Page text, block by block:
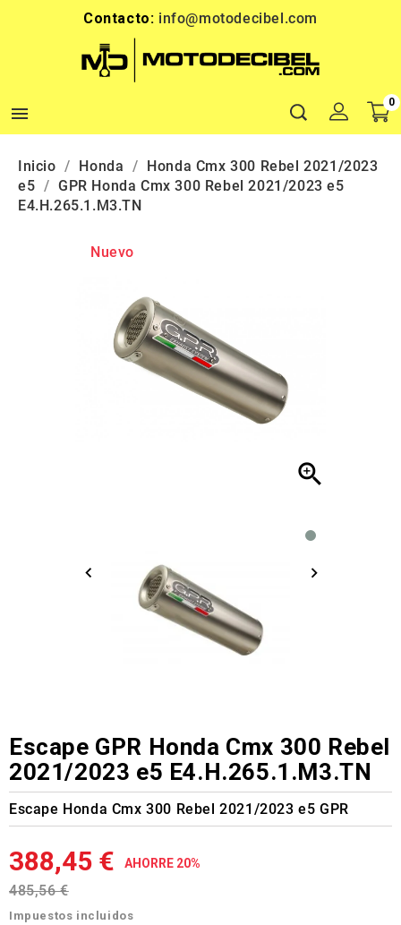
Contacto: info@motodecibel.com

0
Inicio Honda
Honda Cmx 300 Rebel 2021/2023
e5
GPR Honda Cmx 300 Rebel 2021/2023 e5
E4.H.265.1.M3.TN
Nuevo

Escape GPR Honda Cmx 300 Rebel
2021/2023 e5 E4.H.265.1.M3.TN
Escape Honda Cmx 300 Rebel 2021/2023 e5 GPR
388,45 € AHORRE 20%
485,56 €
Impuestos incluidos